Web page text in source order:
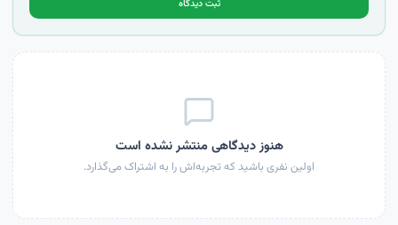
ثبت دیدگاه
هنوز دیدگاهی منتشر نشده است
اولین نفری باشید که تجربه‌اش را به اشتراک می‌گذارد.